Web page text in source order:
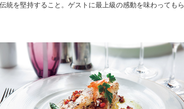
統を堅持すること。ゲストに最上級の感動を味わってもら